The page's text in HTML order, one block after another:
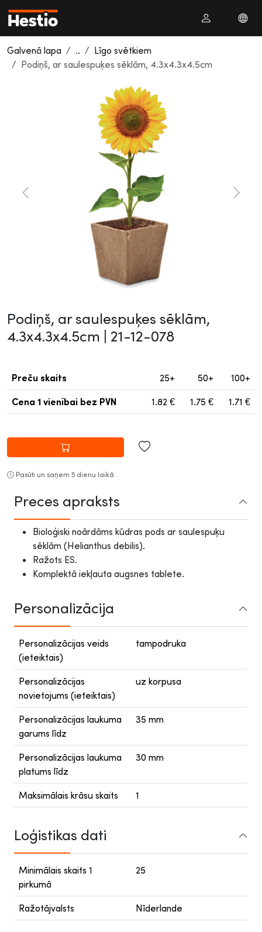
Galvenā lapa ..
Līgo svētkiem
Podiņš, ar saulespuķes sēklām, 4.3x4.3x4.5cm
Previous Next
Podiņš, ar saulespuķes sēklām,
4.3x4.3x4.5cm | 21-12-078
Preču skaits 25+ 50+ 100+
Cena 1 vienībai bez PVN 1.82 € 1.75 € 1.71 €
Pasūti un saņem 5 dienu laikā
Preces apraksts
Bioloģiski noārdāms kūdras pods ar saulespuķu
sēklām (Helianthus debilis).
Ražots ES.
Komplektā iekļauta augsnes tablete.
Personalizācija
Personalizācijas veids
(ieteiktais)
tampodruka
Personalizācijas
novietojums (ieteiktais)
uz korpusa
Personalizācijas laukuma
garums līdz
35 mm
Personalizācijas laukuma
platums līdz
30 mm
Maksimālais krāsu skaits 1
Loģistikas dati
Minimālais skaits 1
pirkumā
25
Ražotājvalsts Nīderlande